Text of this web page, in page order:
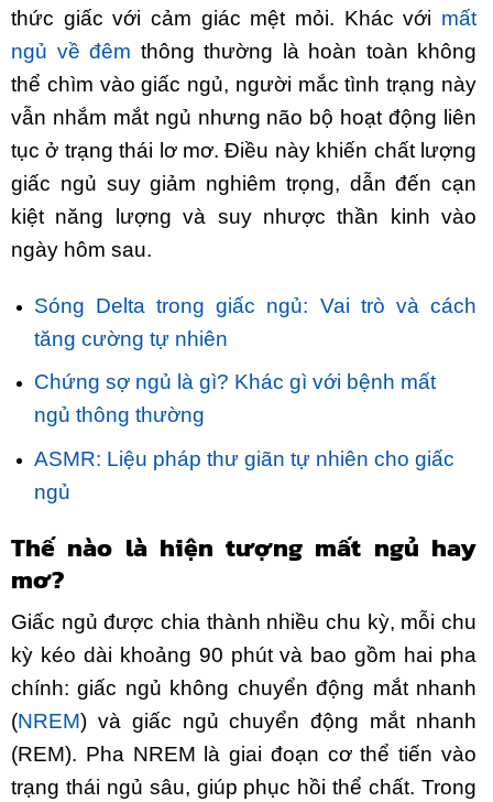
thức giấc với cảm giác mệt mỏi. Khác với mất
ngủ về đêm thông thường là hoàn toàn không
thể chìm vào giấc ngủ, người mắc tình trạng này
vẫn nhắm mắt ngủ nhưng não bộ hoạt động liên
tục ở trạng thái lơ mơ. Điều này khiến chất lượng
giấc ngủ suy giảm nghiêm trọng, dẫn đến cạn
kiệt năng lượng và suy nhược thần kinh vào
ngày hôm sau.
Sóng Delta trong giấc ngủ: Vai trò và cách
tăng cường tự nhiên
Chứng sợ ngủ là gì? Khác gì với bệnh mất
ngủ thông thường
ASMR: Liệu pháp thư giãn tự nhiên cho giấc
ngủ
Thế nào là hiện tượng mất ngủ hay
mơ?
Giấc ngủ được chia thành nhiều chu kỳ, mỗi chu
kỳ kéo dài khoảng 90 phút và bao gồm hai pha
chính: giấc ngủ không chuyển động mắt nhanh
(NREM) và giấc ngủ chuyển động mắt nhanh
(REM). Pha NREM là giai đoạn cơ thể tiến vào
trạng thái ngủ sâu, giúp phục hồi thể chất. Trong